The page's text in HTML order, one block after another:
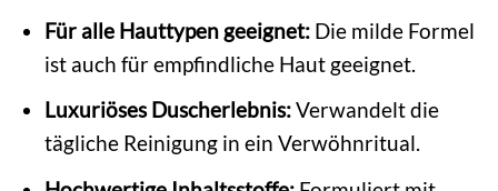
Für alle Hauttypen geeignet:Die milde Formel
ist auch für empfindliche Haut geeignet.
Luxuriöses Duscherlebnis:Verwandelt die
tägliche Reinigung in ein Verwöhnritual.